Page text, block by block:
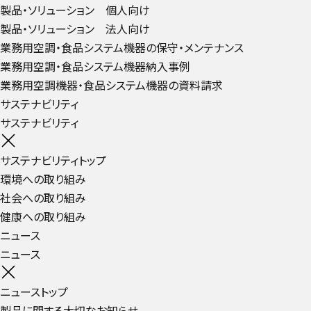
製品・ソリューション 個人向け
製品・ソリューション 法人向け
業務用空調・食品システム機器の保守・メンテナンス
業務用空調・食品システム機器納入事例
業務用空調機器・食品システム機器の資料請求
サステナビリティ
サステナビリティ
サステナビリティトップ
環境への取り組み
社会への取り組み
健康への取り組み
ニュース
ニュース
ニューストップ